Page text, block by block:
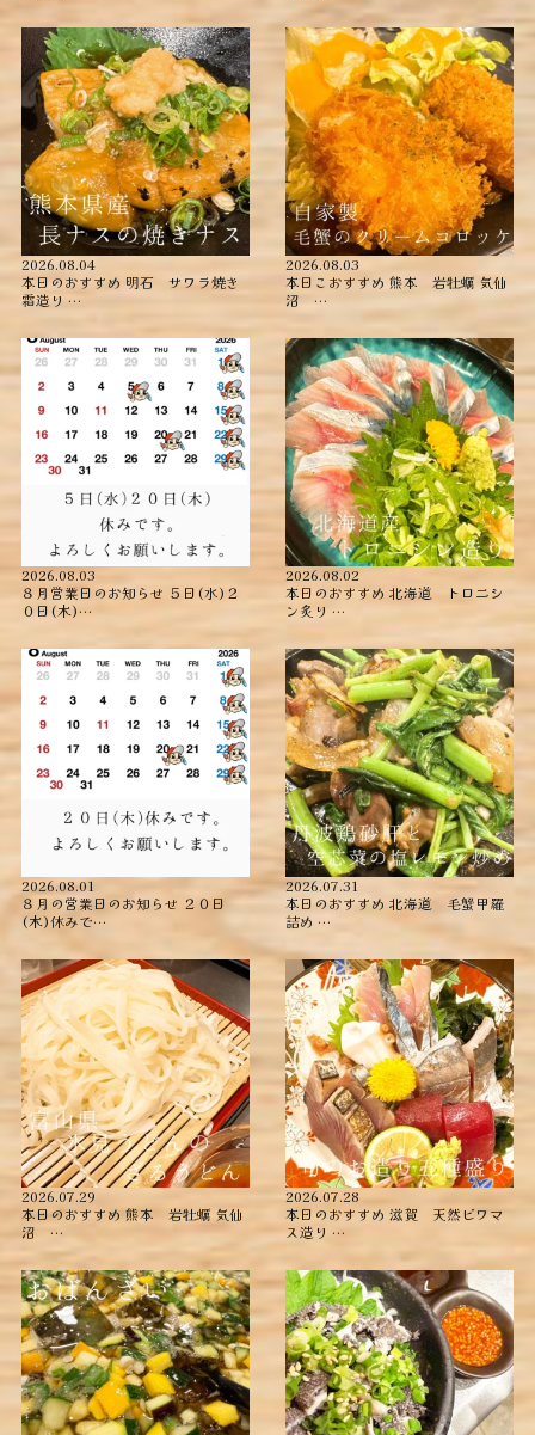
2026.08.04
本日のおすすめ ︎明石 サワラ焼き
霜造り …
2026.08.03
本日こおすすめ ︎熊本 岩牡蠣 ︎気仙
沼 …
2026.08.03
８月営業日のお知らせ ５日(水)２
０日(木)…
2026.08.02
本日のおすすめ ︎北海道 トロニシ
ン炙り …
2026.08.01
８月の営業日のお知らせ ２０日
(木)休みで…
2026.07.31
本日のおすすめ ︎北海道 毛蟹甲羅
詰め ︎…
2026.07.29
本日のおすすめ ︎熊本 岩牡蠣 ︎気仙
沼 …
2026.07.28
本日のおすすめ ︎滋賀 天然ビワマ
ス造り …